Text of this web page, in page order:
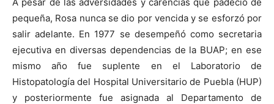
pequeña, Rosa nunca se dio por vencida y se esforzó por
salir adelante. En 1977 se desempeñó como secretaria
ejecutiva en diversas dependencias de la BUAP; en ese
mismo año fue suplente en el Laboratorio de
Histopatología del Hospital Universitario de Puebla (HUP)
y posteriormente fue asignada al Departamento de